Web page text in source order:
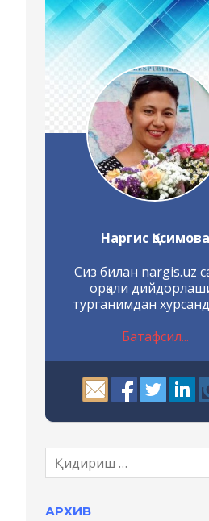
Наргис Қосимова
Сиз билан nargis.uz
орқали
турганимдан
Батафсил...
АРХИВ